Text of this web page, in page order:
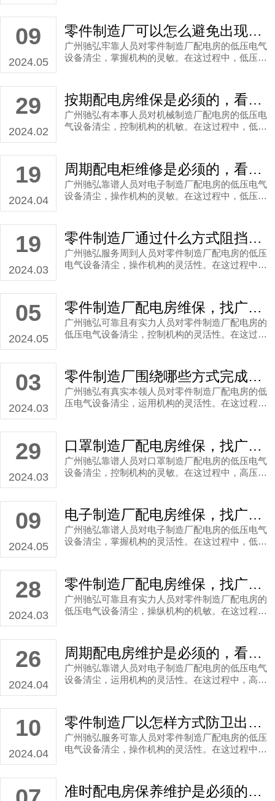
09
2024.05
零件制造厂可以怎么避免出现电压波动现象？配电房维保工作火烧眉毛
广州驰弘牢靠人员对零件制造厂配电房的低压电气
设备清尘，掌握机构的灵敏。在这过程中，低压维
29
2024.02
按期配电房维保是必须的，看看机械制造厂季度配电房维保
广州驰弘有本事人员对机械制造厂配电房的低压电
气设备清尘，控制机构的机敏。在这过程中，低压
19
2024.04
周期配电柜维修是必须的，看看电子制造厂季度配电房维保
广州驰弘靠谱人员对电子制造厂配电房的低压电气
设备清尘，操作机构的灵敏。在这过程中，低压维
19
2024.03
零件制造厂通过什么方式阻挡出现跳闸现象？配电房维保工作事不宜迟
广州驰弘服务周到人员对零件制造厂配电房的低压
电气设备清尘，操作机构的灵活性。在这过程中，
05
2024.05
零件制造厂配电房维保，找广州可靠且有实力人员指点按时电力设备工程维修服务
广州驰弘可靠且有实力人员对零件制造厂配电房的
低压电气设备清尘，控制机构的灵活性。在这过程
03
2024.03
零件制造厂围绕哪些方式完成用电安全隐患？配电房维保预防性试验当务之急
广州驰弘有真实本领人员对零件制造厂配电房的低
压电气设备清尘，运用机构的灵活性。在这过程
29
2024.03
口罩制造厂配电房维保，找广州靠谱人员指示定期配电柜维修服务
广州驰弘靠谱人员对口罩制造厂配电房的低压电气
设备清尘，控制机构的灵敏。在这过程中，高压设
09
2024.05
电子制造厂配电房维保，找广州靠谱人员示意按时配电房维保服务
广州驰弘靠谱人员对电子制造厂配电房的低压电气
设备清尘，掌握机构的灵活性。在这过程中，低压
28
2024.03
零件制造厂配电房维保，找广州可靠且有实力人员提议按时检查电力电箱工程维保服务
广州驰弘可靠且有实力人员对零件制造厂配电房的
低压电气设备清尘，操纵机构的机敏。在这过程
行。
26
2024.04
周期配电房维护是必须的，看看电子制造厂季度配电房维保
广州驰弘靠谱人员对电子制造厂配电房的低压电气
设备清尘，运用机构的灵活性。在这过程中，高压
10
2024.04
零件制造厂以怎样方式防卫出现架空线断线现象？配电房维保工作义不容辞
广州驰弘服务可靠人员对零件制造厂配电房的低压
电气设备清尘，操作机构的灵活性。在这过程中，
准时配电房保养维护是必须的，看看口罩制造厂季度配电房维保